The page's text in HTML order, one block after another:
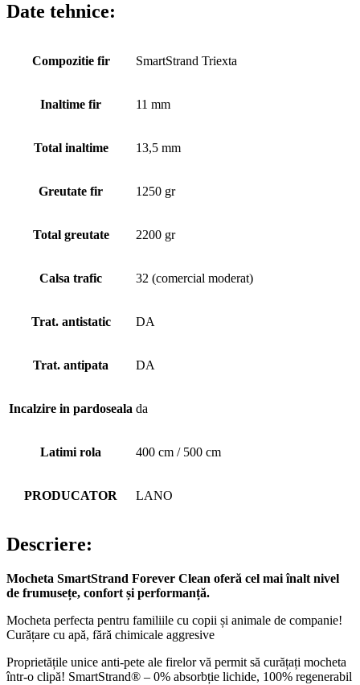
Date tehnice:
Compozitie fir SmartStrand Triexta
Inaltime fir 11 mm
Total inaltime 13,5 mm
Greutate fir 1250 gr
Total greutate 2200 gr
Calsa trafic 32 (comercial moderat)
Trat. antistatic DA
Trat. antipata DA
Incalzire in pardoseala da
Latimi rola 400 cm / 500 cm
PRODUCATOR LANO
Descriere:
Mocheta SmartStrand Forever Clean oferă cel mai înalt nivel
de frumusețe, confort și performanță.
Mocheta perfecta pentru familiile cu copii și animale de companie!
Curățare cu apă, fără chimicale aggresive
Proprietățile unice anti-pete ale firelor vă permit să curățați mocheta
într-o clipă! SmartStrand® – 0% absorbție lichide, 100% regenerabil